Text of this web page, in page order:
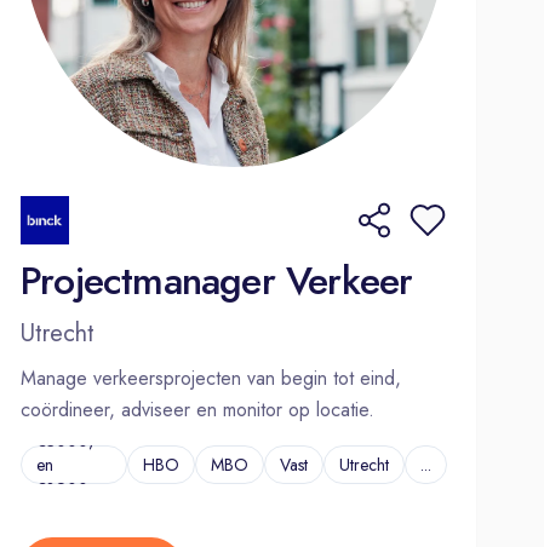
Projectmanager Verkeer
Utrecht
Manage verkeersprojecten van begin tot eind,
coördineer, adviseer en monitor op locatie.
€3000,-
en
€3900,-
HBO MBO Vast Utrecht ...